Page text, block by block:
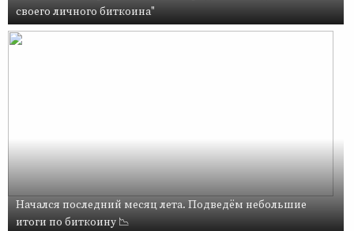
своего личного биткоина"
Начался последний месяц лета. Подведём небольшие
итоги по биткоину 📉